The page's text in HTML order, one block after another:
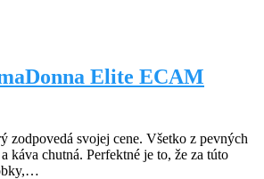
A
Elite ECAM
svojej cene. Všetko z pevných
káva chutná. Perfektné je to, že za túto